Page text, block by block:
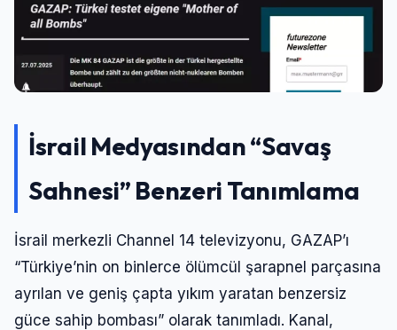
İsrail Medyasından “Savaş
Sahnesi” Benzeri Tanımlama
İsrail merkezli Channel 14 televizyonu, GAZAP’ı
“Türkiye’nin on binlerce ölümcül şarapnel parçasına
ayrılan ve geniş çapta yıkım yaratan benzersiz
güce sahip bombası” olarak tanımladı. Kanal,